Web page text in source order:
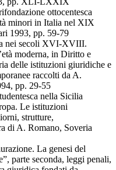
ottocentesca
minori in Italia nel XIX
1993, pp. 59-79
nei secoli XVI-XVIII.
moderna, in Diritto e
delle istituzioni giuridiche e
raccolti da A.
pp. 29-55
nella Sicilia
Le istituzioni
strutture,
di A. Romano, Soveria
La genesi del
parte seconda, leggi penali,